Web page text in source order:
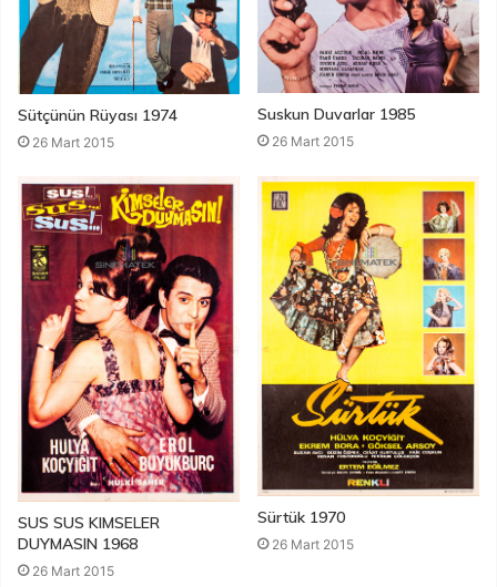
Sütçünün Rüyası 1974
26 Mart 2015
Suskun Duvarlar 1985
26 Mart 2015
SUS SUS KIMSELER
DUYMASIN 1968
26 Mart 2015
Sürtük 1970
26 Mart 2015